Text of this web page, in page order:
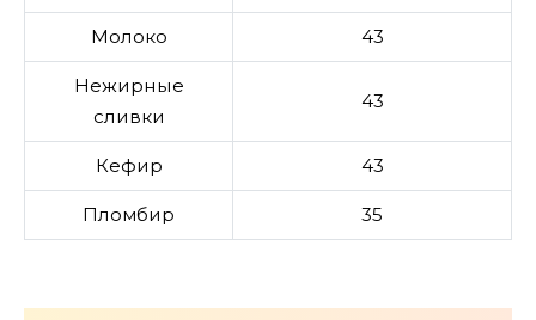
Молоко 43
Нежирные
сливки
43
Кефир 43
Пломбир 35